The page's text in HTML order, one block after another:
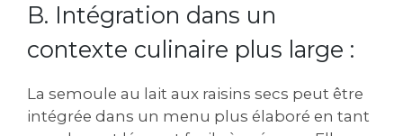
B. Intégration dans un
contexte culinaire plus large :
La semoule au lait aux raisins secs peut être
intégrée dans un menu plus élaboré en tant